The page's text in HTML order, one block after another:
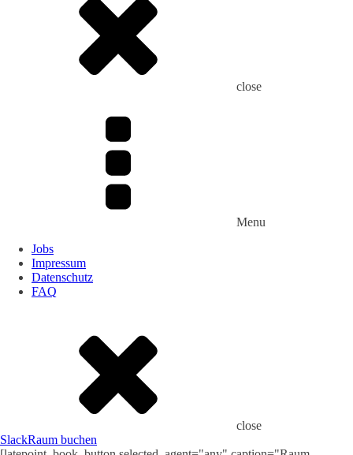
close
Menu
Jobs
Impressum
Datenschutz
FAQ
close
SlackRaum buchen